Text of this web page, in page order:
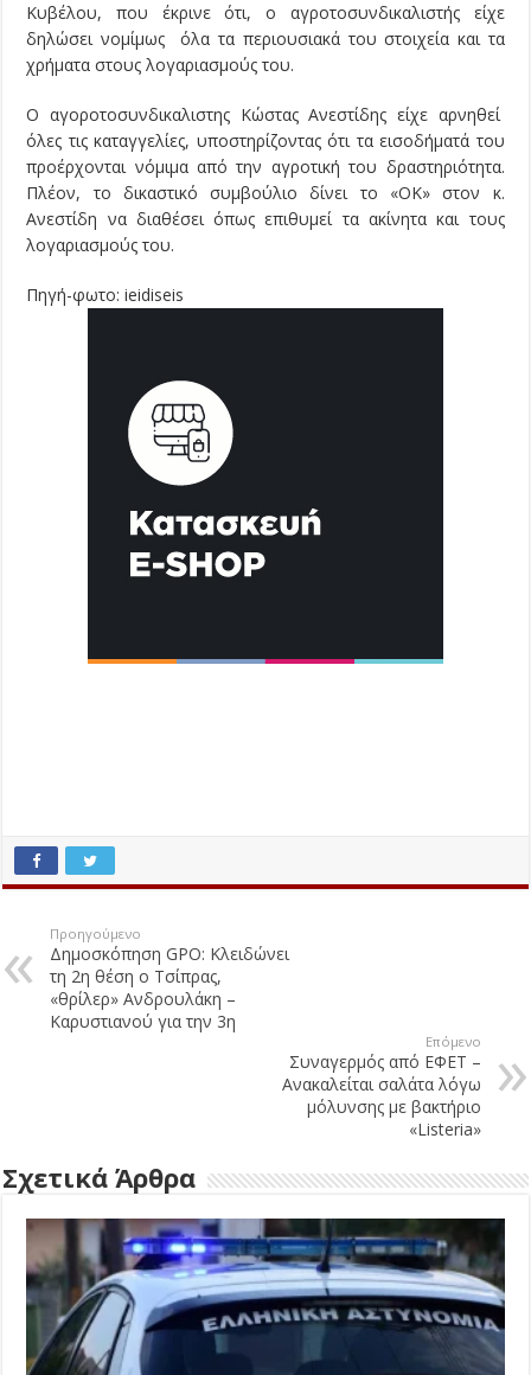
Κυβέλου, που έκρινε ότι, ο αγροτοσυνδικαλιστής είχε
δηλώσει νομίμως όλα τα περιουσιακά του στοιχεία και τα
χρήματα στους λογαριασμούς του.
Ο αγοροτοσυνδικαλιστης Κώστας Ανεστίδης είχε αρνηθεί
όλες τις καταγγελίες, υποστηρίζοντας ότι τα εισοδήματά του
προέρχονται νόμιμα από την αγροτική του δραστηριότητα.
Πλέον, το δικαστικό συμβούλιο δίνει το «ΟΚ» στον κ.
Ανεστίδη να διαθέσει όπως επιθυμεί τα ακίνητα και τους
λογαριασμούς του.
Πηγή-φωτο: ieidiseis
Προηγούμενο
Δημοσκόπηση GPO: Κλειδώνει
τη 2η θέση ο Τσίπρας,
«θρίλερ» Ανδρουλάκη –
Καρυστιανού για την 3η
Επόμενο
Συναγερμός από ΕΦΕΤ –
Ανακαλείται σαλάτα λόγω
μόλυνσης με βακτήριο
«Listeria»
Σχετικά Άρθρα